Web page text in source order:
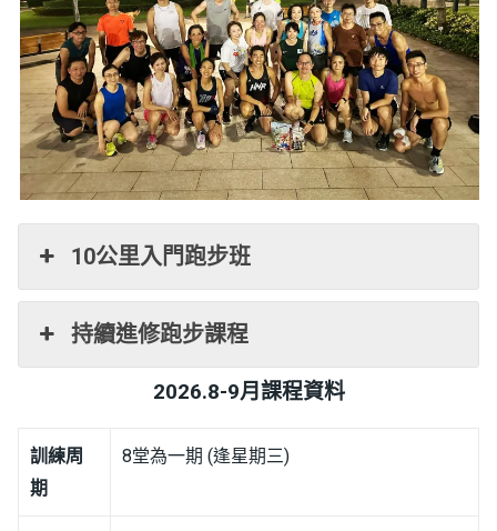
10公里入門跑步班
持續進修跑步課程
2026.8-9月課程資料
訓練周
期
8堂為一期 (逢星期三)